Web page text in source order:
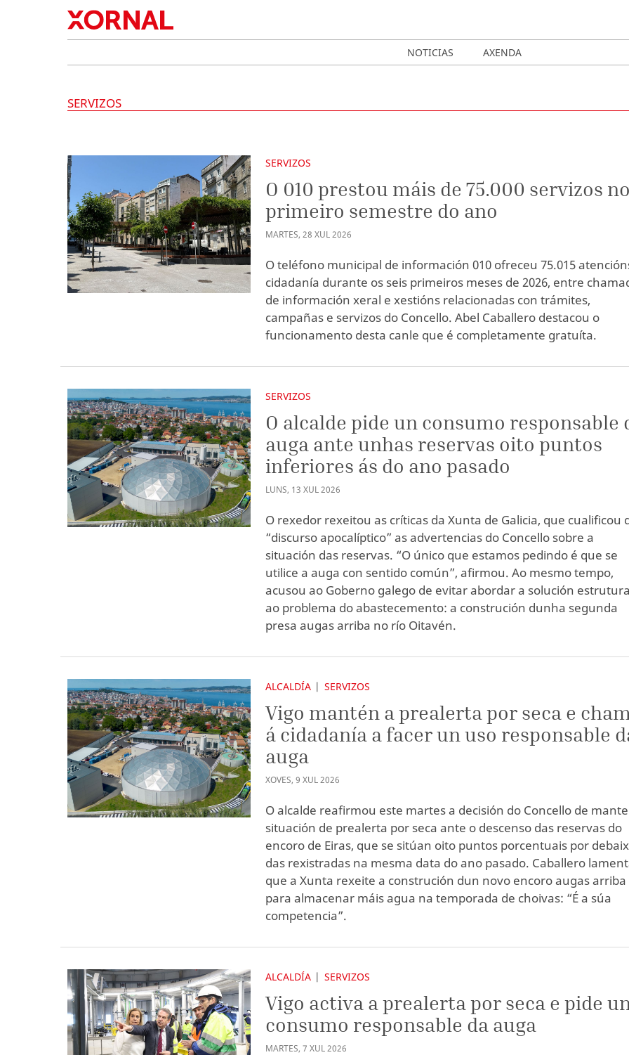
NOTICIAS AXENDA
SERVIZOS
SERVIZOS
O 010 prestou máis de 75.000 servizos
primeiro semestre do ano
MARTES,28 XUL2026
O teléfono municipal de información 010 ofreceu 75.015
cidadanía durante os seis primeiros meses de 2026, entre
de información xeral e xestións relacionadas con trámites,
campañas e servizos do Concello. Abel Caballero destacou o
funcionamento desta canle que é completamente gratuíta.
SERVIZOS
O alcalde pide un consumo responsable
auga ante unhas reservas oito puntos
inferiores ás do ano pasado
LUNS, 13 XUL2026
O rexedor rexeitou as críticas da Xunta de Galicia, que cualificou
“discurso apocalíptico” as advertencias do Concello sobre a
situación das reservas. “O único que estamos pedindo é que se
utilice a auga con sentido común”, afirmou. Ao mesmo tempo,
acusou ao Goberno galego de evitar abordar a solución
ao problema do abastecemento: a construción dunha segunda
presa augas arriba no río Oitavén.
ALCALDÍA SERVIZOS
Vigo mantén a prealerta por seca e
á cidadanía a facer un uso responsable
auga
XOVES,9 XUL2026
O alcalde reafirmou este martes a decisión do Concello de
situación de prealerta por seca ante o descenso das reservas do
encoro de Eiras, que se sitúan oito puntos porcentuais por
das rexistradas na mesma data do ano pasado. Caballero
que a Xunta rexeite a construción dun novo encoro augas arriba
para almacenar máis agua na temporada de choivas: “É a súa
competencia”.
ALCALDÍA SERVIZOS
Vigo activa a prealerta por seca e pide
consumo responsable da auga
MARTES,7 XUL2026